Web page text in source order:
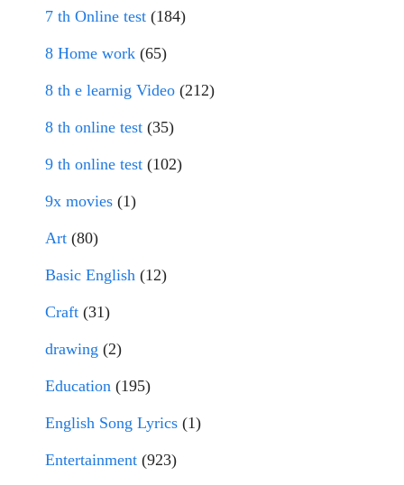
7 th Online test (184)
8 Home work (65)
8 th e learnig Video (212)
8 th online test (35)
9 th online test (102)
9x movies (1)
Art (80)
Basic English (12)
Craft (31)
drawing (2)
Education (195)
English Song Lyrics (1)
Entertainment (923)